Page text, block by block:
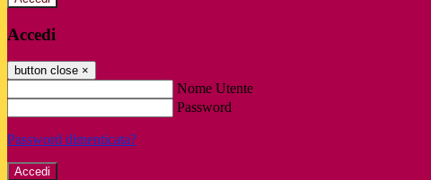
Accedi
button close ×
Nome Utente
Password
Password dimenticata?